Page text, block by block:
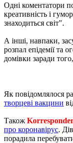
Одні коментатори
креативність і
знаходиться світ".
А інші, навпаки,
розпал епідемії та
домівки заради
Як повідомлялося
творцеві вакцини
Також
про коронавірус.
порадила